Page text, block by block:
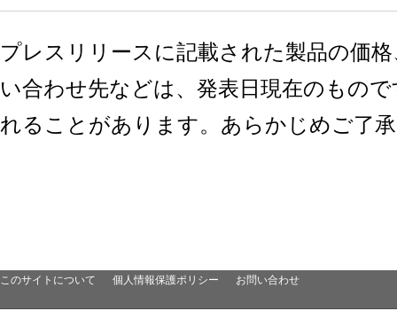
プレスリリースに記載された製品の価
い合わせ先などは、発表日現在のもの
れることがあります。あらかじめご了
このサイトについて 個人情報保護ポリシー お問い合わせ